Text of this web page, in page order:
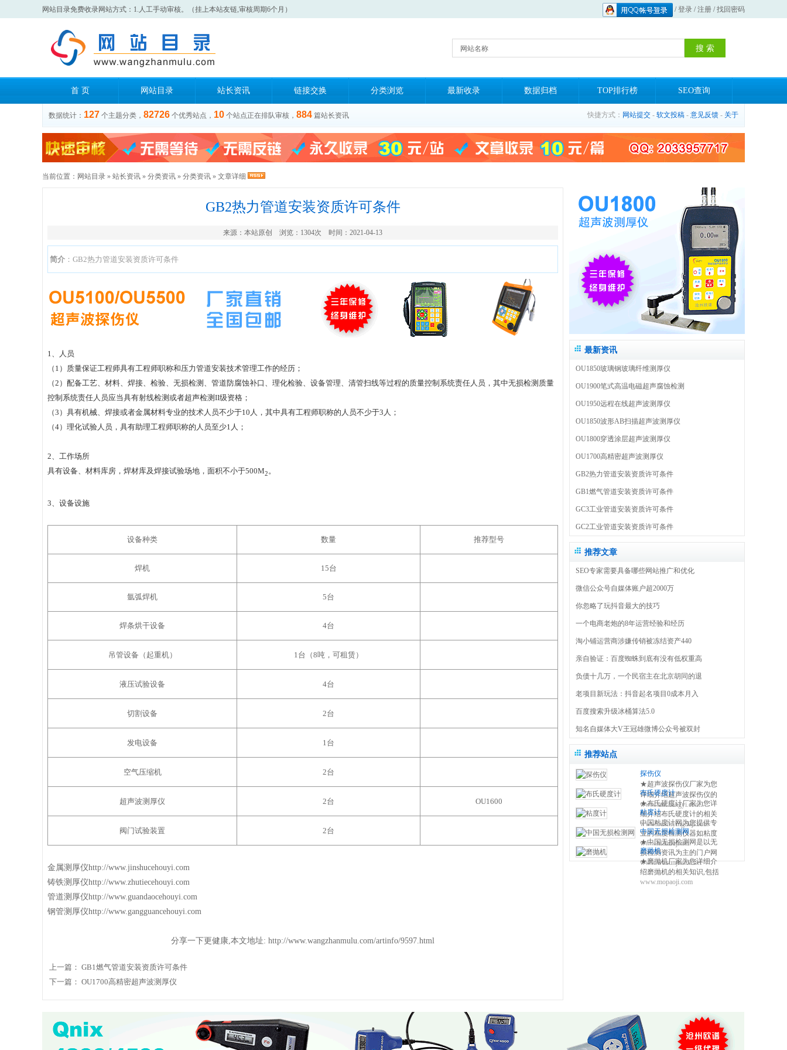
网站目录免费收录网站方式：1.人工手动审核。（挂上本站友链,审核周期6个月） /登录 /注册 /找回密码
网站名称
首 页 网站目录 站长资讯 链接交换 分类浏览 最新收录 数据归档 TOP排行榜 SEO查询
数据统计： 127 个主题分类， 82726 个优秀站点， 10 个站点正在排队审核， 884 篇站长资讯 快捷方式： 网站提交 - 软文投稿 - 意见反馈 - 关于
当前位置： 网站目录 » 站长资讯 » 分类资讯 » 分类资讯 » 文章详细
GB2热力管道安装资质许可条件
来源： 本站原创 浏览：1304次 时间：2021-04-13
简介 ：GB2热力管道安装资质许可条件
1、人员
（1）质量保证工程师具有工程师职称和压力管道安装技术管理工作的经历；
（2）配备工艺、材料、焊接、检验、无损检测、管道防腐蚀补口、理化检验、设备管理、清管扫线等过程的质量控制系统责任人员，其中无损检测质量
控制系统责任人员应当具有射线检测或者超声检测II级资格；
（3）具有机械、焊接或者金属材料专业的技术人员不少于10人，其中具有工程师职称的人员不少于3人；
（4）理化试验人员，具有助理工程师职称的人员至少1人；
2、工作场所
具有设备、材料库房，焊材库及焊接试验场地，面积不小于500M2。
3、设备设施
设备种类 数量 推荐型号
焊机 15台
氩弧焊机 5台
焊条烘干设备 4台
吊管设备（起重机） 1台（8吨，可租赁）
液压试验设备 4台
切割设备 2台
发电设备 1台
空气压缩机 2台
超声波测厚仪 2台 OU1600
阀门试验装置 2台
金属测厚仪http://www.jinshucehouyi.com
铸铁测厚仪http://www.zhutiecehouyi.com
管道测厚仪http://www.guandaocehouyi.com
钢管测厚仪http://www.gangguancehouyi.com
分享一下更健康,本文地址: http://www.wangzhanmulu.com/artinfo/9597.html
上一篇： GB1燃气管道安装资质许可条件
下一篇： OU1700高精密超声波测厚仪
最新资讯
OU1850玻璃钢玻璃纤维测厚仪
OU1900笔式高温电磁超声腐蚀检测
OU1950远程在线超声波测厚仪
OU1850波形AB扫描超声波测厚仪
OU1800穿透涂层超声波测厚仪
OU1700高精密超声波测厚仪
GB2热力管道安装资质许可条件
GB1燃气管道安装资质许可条件
GC3工业管道安装资质许可条件
GC2工业管道安装资质许可条件
推荐文章
SEO专家需要具备哪些网站推广和优化
微信公众号自媒体账户超2000万
你忽略了玩抖音最大的技巧
一个电商老炮的8年运营经验和经历
淘小铺运营商涉嫌传销被冻结资产440
亲自验证：百度蜘蛛到底有没有低权重高
负债十几万，一个民宿主在北京胡同的退
老项目新玩法：抖音起名项目0成本月入
百度搜索升级冰桶算法5.0
知名自媒体大V王冠雄微博公众号被双封
推荐站点
探伤仪
★超声波探伤仪厂家为您
详细介绍超声波探伤仪的
相关知识,包括磁粉探伤仪
原理,使用方法,操作注意事
项等,使您更好的了解和使
用便携式探伤设备 0317-
3038768
www.tanshangyi.com
布氏硬度计
★布氏硬度计厂家为您详
细介绍布氏硬度计的相关
知识,包括布氏硬度计原理,
使用方法,使用注意事项,维
修保养等,使您更好的了解
和使用布氏硬度测量仪方
法 0317-3038768
www.bushiyingduji.com
粘度计
中国粘度计网为您提供专
业的粘度检测仪器如粘度
杯,旋转粘度计,手持式粘度
计,斯托默粘度计,温控一体
式粘度计,聚合物粘度计等
粘度检测仪器的产品供应
商信息及技术资讯。
www.nianduji.net
中国无损检测网
★中国无损检测网是以无
损检测资讯为主的门户网
站，提供全面及时的无损
检测设备、无损超声探
伤、无损设备、无损标准
www.wusunjiance.net
磨抛机
★磨抛机厂家为您详细介
绍磨抛机的相关知识,包括
磨抛机原理,使用方法,使用
www.mopaoji.com